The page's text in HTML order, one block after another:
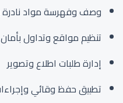
وصف وفهرسة مواد نادرة
تنظيم مواقع وتداول بأمان
إدارة طلبات اطلاع وتصوير
تطبيق حفظ وقائي